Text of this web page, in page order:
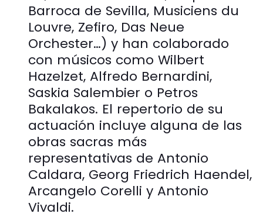
Barroca de Sevilla, Musiciens du
Louvre, Zefiro, Das Neue
Orchester…) y han colaborado
con músicos como Wilbert
Hazelzet, Alfredo Bernardini,
Saskia Salembier o Petros
Bakalakos. El repertorio de su
actuación incluye alguna de las
obras sacras más
representativas de Antonio
Caldara, Georg Friedrich Haendel,
Arcangelo Corelli y Antonio
Vivaldi.